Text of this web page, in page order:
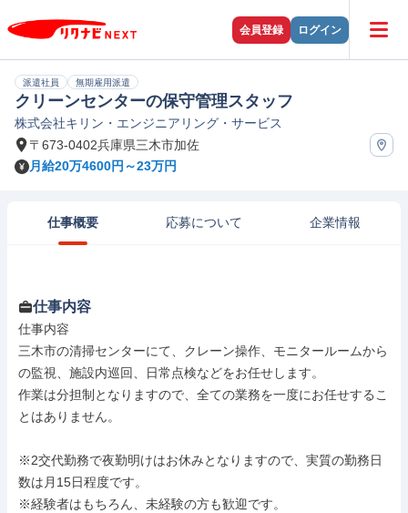
会員登録 ログイン
派遣社員 無期雇用派遣
クリーンセンターの保守管理スタッフ
株式会社キリン・エンジニアリング・サービス
〒673-0402兵庫県三木市加佐
月給20万4600円～23万円
仕事概要 応募について 企業情報
仕事内容
仕事内容
三木市の清掃センターにて、クレーン操作、モニタールームから
の監視、施設内巡回、日常点検などをお任せします。
作業は分担制となりますので、全ての業務を一度にお任せするこ
とはありません。
※2交代勤務で夜勤明けはお休みとなりますので、実質の勤務日
数は月15日程度です。
※経験者はもちろん、未経験の方も歓迎です。